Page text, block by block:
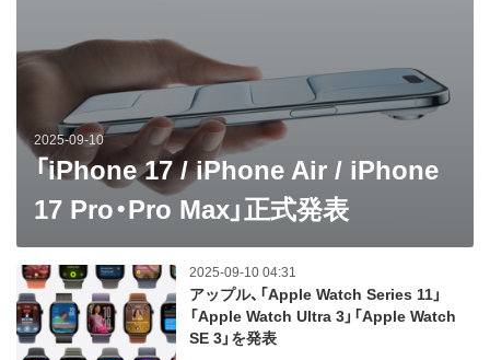
2025-09-10
「iPhone 17 / iPhone Air / iPhone
17 Pro・Pro Max」正式発表
2025-09-10 04:31
アップル、「Apple Watch Series 11」
「Apple Watch Ultra 3」「Apple Watch
SE 3」を発表